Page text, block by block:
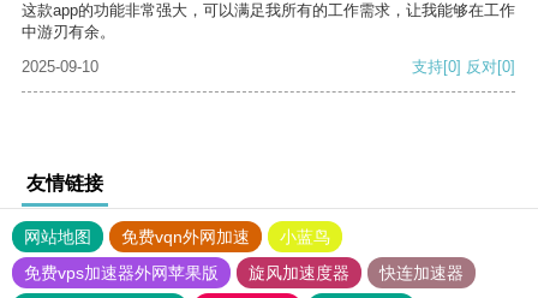
这款app的功能非常强大，可以满足我所有的工作需求，让我能够在工作
中游刃有余。
2025-09-10
支持[0] 反对[0]
友情链接
网站地图 免费vqn外网加速
小蓝鸟
免费vps加速器外网苹果版
旋风加速度器
快连加速器